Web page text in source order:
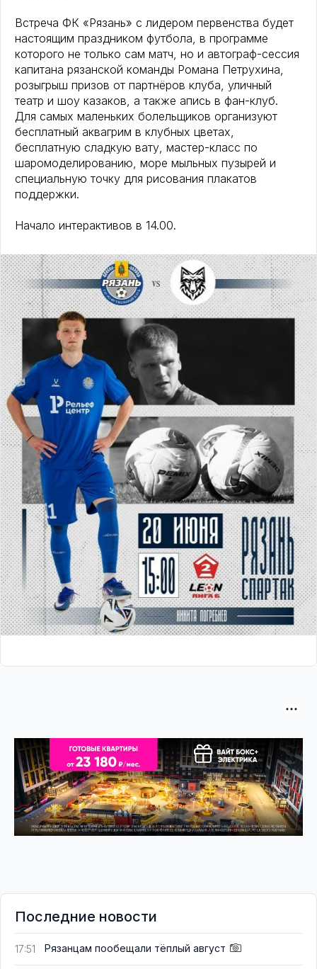
Встреча ФК «Рязань» с лидером первенства будет
настоящим праздником футбола, в программе
которого не только сам матч, но и автограф-сессия
капитана рязанской команды Романа Петрухина,
розыгрыш призов от партнёров клуба, уличный
театр и шоу казаков, а также апись в фан-клуб.
Для самых маленьких болельщиков организуют
бесплатный аквагрим в клубных цветах,
бесплатную сладкую вату, мастер-класс по
шаромоделированию, море мыльных пузырей и
специальную точку для рисования плакатов
поддержки.
Начало интерактивов в 14.00.
Последние новости
17:51 Рязанцам пообещали тёплый август